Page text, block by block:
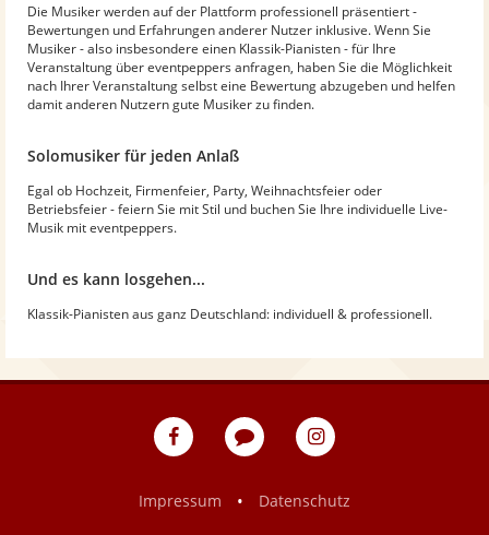
Die Musiker werden auf der Plattform professionell präsentiert -
Bewertungen und Erfahrungen anderer Nutzer inklusive. Wenn Sie
Musiker - also insbesondere einen Klassik-Pianisten - für Ihre
Veranstaltung über eventpeppers anfragen, haben Sie die Möglichkeit
nach Ihrer Veranstaltung selbst eine Bewertung abzugeben und helfen
damit anderen Nutzern gute Musiker zu finden.
Solomusiker für jeden Anlaß
Egal ob Hochzeit, Firmenfeier, Party, Weihnachtsfeier oder
Betriebsfeier - feiern Sie mit Stil und buchen Sie Ihre individuelle Live-
Musik mit eventpeppers.
Und es kann losgehen...
Klassik-Pianisten aus ganz Deutschland: individuell & professionell.
eventpeppers
Blog
eventpeppers
Impressum
• Datenschutz